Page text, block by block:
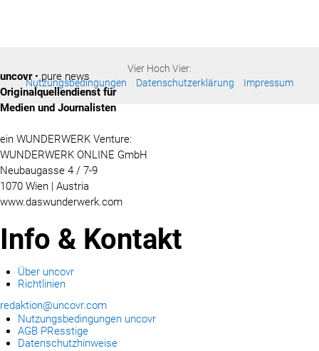
Vier Hoch Vier:
Nutzungsbedingungen
Datenschutzerklärung Impressum
uncovr• pure news
Originalquellendienst für
Medien und Journalisten
ein WUNDERWERK Venture:
WUNDERWERK ONLINE GmbH
Neubaugasse 4 / 7-9
1070 Wien | Austria
www.daswunderwerk.com
Info & Kontakt
Über uncovr
Richtlinien
redaktion@uncovr.com
Nutzungsbedingungen uncovr
AGB PResstige
Datenschutzhinweise